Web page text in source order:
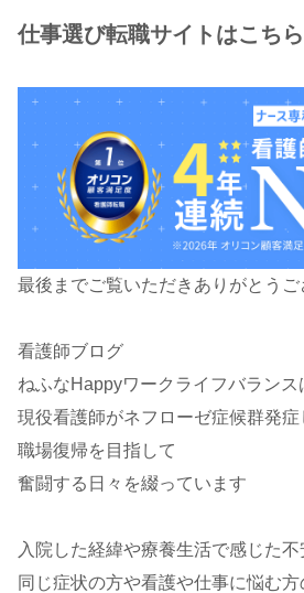
仕事選び転職サイトはこち
最後までご覧いただきありがとうご
看護師ブログ
ねふなHappyワークライフバランス
現役看護師がネフローゼ症候群発症
職場復帰を目指して
奮闘する日々を綴っています
入院した経緯や療養生活で感じた
同じ症状の方や看護や仕事に悩む方